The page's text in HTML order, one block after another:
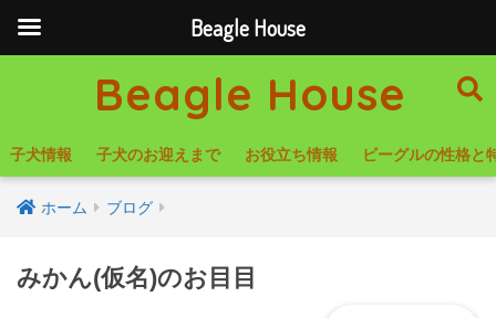
Beagle House
子犬情報 子犬のお迎えまで お役立ち情報 ビーグルの性格と
ホーム ブログ
みかん(仮名)のお目目
Beagle House